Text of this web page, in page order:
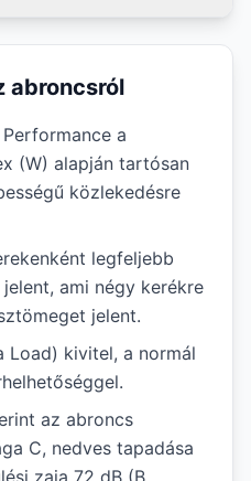
abroncsról
a
(W) alapján tartósan
közlekedésre
legfeljebb
ami négy kerékre
jelent.
Load) kivitel, a normál
az abroncs
C, nedves tapadása
zaja 72 dB (B